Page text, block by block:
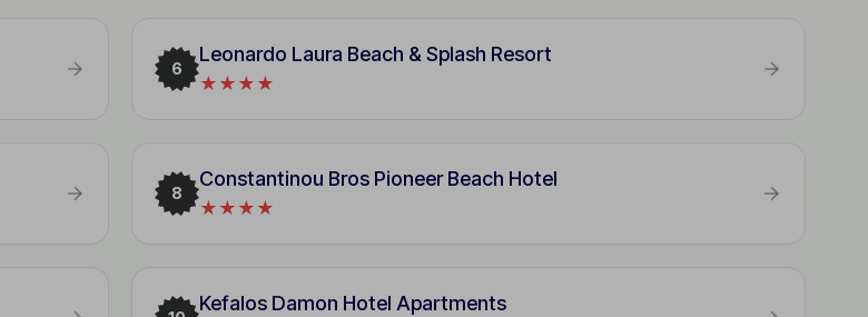
6
Leonardo Laura Beach & Splash Resort
★★★★
8
Constantinou Bros Pioneer Beach Hotel
★★★★
Kefalos Damon Hotel Apartments